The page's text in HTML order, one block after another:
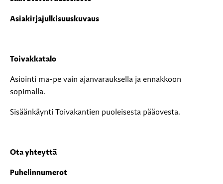
Asiakirjajulkisuuskuvaus
Toivakkatalo
Asiointi ma-pe vain ajanvarauksella ja ennakkoon
sopimalla.
Sisäänkäynti Toivakantien puoleisesta pääovesta.
Ota yhteyttä
Puhelinnumerot